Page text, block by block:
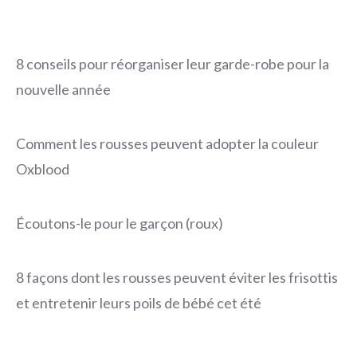
8 conseils pour réorganiser leur garde-robe pour la
nouvelle année
Comment les rousses peuvent adopter la couleur
Oxblood
Écoutons-le pour le garçon (roux)
8 façons dont les rousses peuvent éviter les frisottis
et entretenir leurs poils de bébé cet été